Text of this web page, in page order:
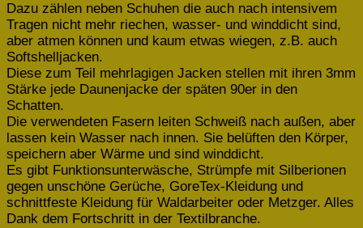
Dazu zählen neben Schuhen die auch nach intensivem
Tragen nicht mehr riechen, wasser- und winddicht sind,
aber atmen können und kaum etwas wiegen, z.B. auch
Softshelljacken.
Diese zum Teil mehrlagigen Jacken stellen mit ihren 3mm
Stärke jede Daunenjacke der späten 90er in den
Schatten.
Die verwendeten Fasern leiten Schweiß nach außen, aber
lassen kein Wasser nach innen. Sie belüften den Körper,
speichern aber Wärme und sind winddicht.
Es gibt Funktionsunterwäsche, Strümpfe mit Silberionen
gegen unschöne Gerüche, GoreTex-Kleidung und
schnittfeste Kleidung für Waldarbeiter oder Metzger. Alles
Dank dem Fortschritt in der Textilbranche.